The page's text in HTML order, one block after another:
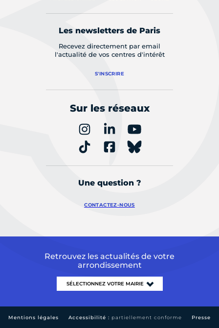
Les newsletters de Paris
Recevez directement par email
l'actualité de vos centres d'intérêt
S'INSCRIRE
Sur les réseaux
Une question ?
CONTACTEZ-NOUS
Retrouvez les actualités de votre
arrondissement
Mentions légales Accessibilité : partiellement conforme Presse